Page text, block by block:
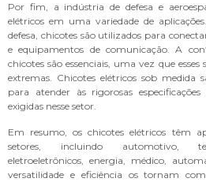
Por fim, a indústria de defesa e
elétricos em uma variedade de
defesa, chicotes são utilizados para
e equipamentos de comunicação. A
chicotes são essenciais, uma vez que
extremas. Chicotes elétricos sob medida
para atender às rigorosas
exigidas nesse setor.
Em resumo, os chicotes elétricos têm
setores, incluindo automotivo,
eletroeletrônicos, energia, médico,
versatilidade e eficiência os tornam